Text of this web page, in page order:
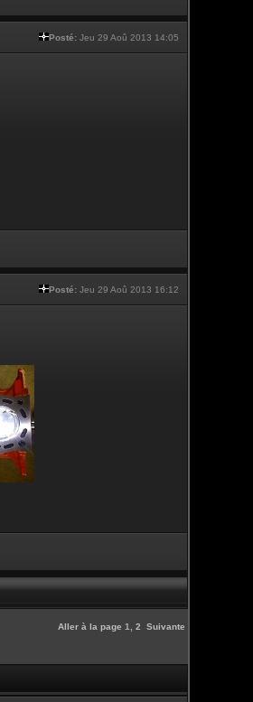
Posté: Jeu 29 Aoû 2013 14:05
Posté: Jeu 29 Aoû 2013 16:12
Aller à la page 1 2 Suivante